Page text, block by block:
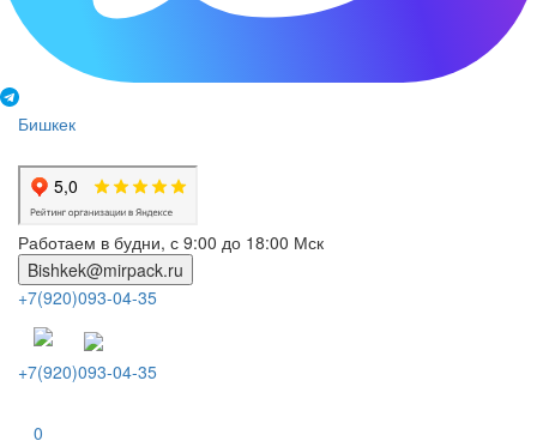
Бишкек
Работаем в будни, с 9:00 до 18:00 Мск
Bishkek@mirpack.ru
+7(920)093-04-35
+7(920)093-04-35
0